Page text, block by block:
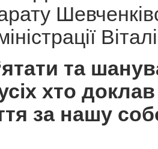
та
хто
за нашу